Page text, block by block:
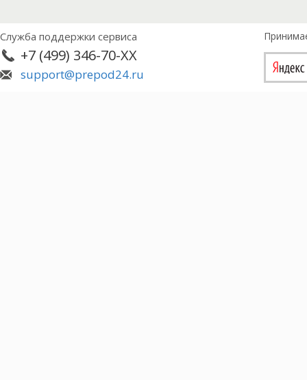
Служба поддержки сервиса
+7 (499) 346-70-XX
support@prepod24.ru